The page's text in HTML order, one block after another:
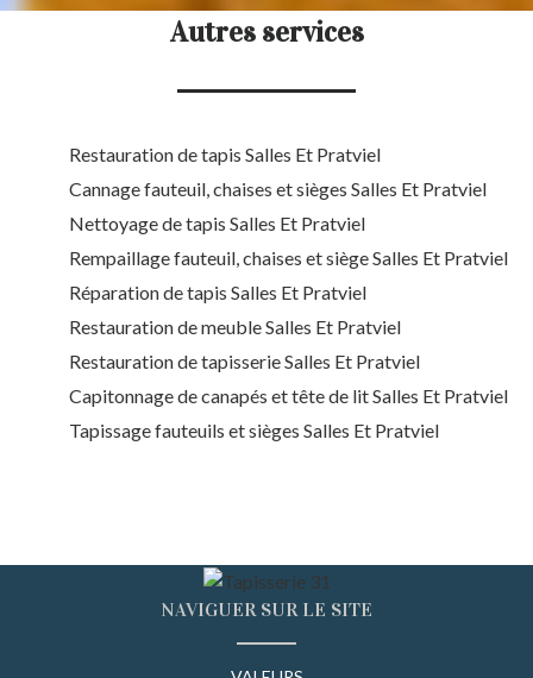
Autres services
Restauration de tapis Salles Et Pratviel
Cannage fauteuil, chaises et sièges Salles Et Pratviel
Nettoyage de tapis Salles Et Pratviel
Rempaillage fauteuil, chaises et siège Salles Et Pratviel
Réparation de tapis Salles Et Pratviel
Restauration de meuble Salles Et Pratviel
Restauration de tapisserie Salles Et Pratviel
Capitonnage de canapés et tête de lit Salles Et Pratviel
Tapissage fauteuils et sièges Salles Et Pratviel
NAVIGUER SUR LE SITE